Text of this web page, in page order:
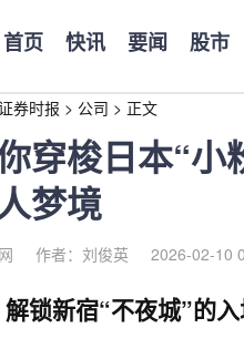
首页 快讯 要闻 股市
券时报 > 公司 > 正文
穿梭日本“小
梦境
作者：刘俊英 2026-02-10
锁新宿“不夜城”的